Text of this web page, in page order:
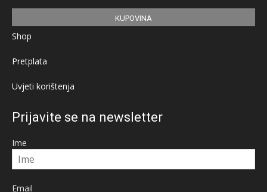
KUPOVINA
Shop
Pretplata
Uvjeti korištenja
Prijavite se na newsletter
Ime
Email